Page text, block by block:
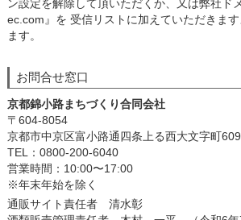
ン設定を解除して頂いただくか、又は弊社ド
ec.com』を 受信リストに加えていただきま
ます。
お問合せ窓口
京都錦小路まちづくり合同会社
〒604-8054
京都市中京区富小路通四条上る西大文字町
TEL：0800-200-6040
営業時間：10:00〜17:00
※年末年始を除く
通販サイト責任者 清水彰